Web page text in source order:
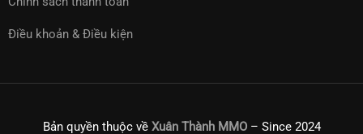
Điều khoản & Điều kiện
Bản quyền thuộc về Xuân Thành MMO– Since 2024